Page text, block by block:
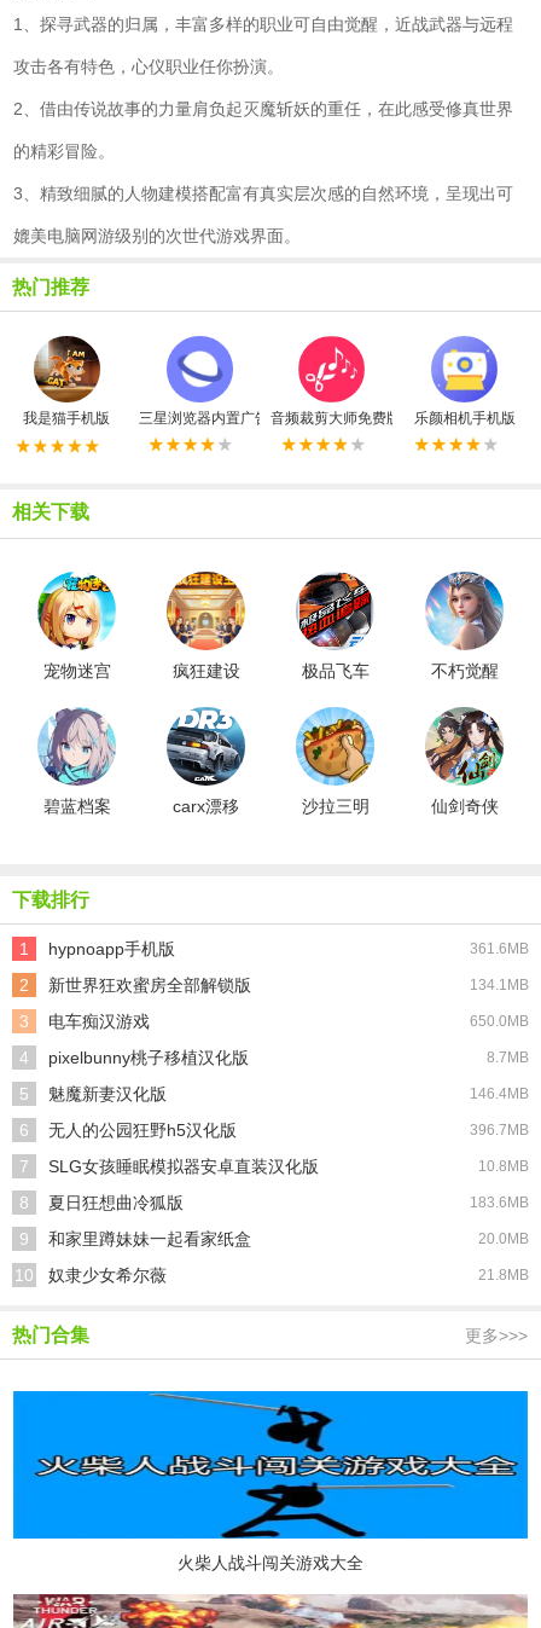
1、探寻武器的归属，丰富多样的职业可自由觉醒，近战武器与远程
攻击各有特色，心仪职业任你扮演。
2、借由传说故事的力量肩负起灭魔斩妖的重任，在此感受修真世界
的精彩冒险。
3、精致细腻的人物建模搭配富有真实层次感的自然环境，呈现出可
媲美电脑网游级别的次世代游戏界面。
热门推荐
我是猫手机版 三星浏览器内置广告拦截器最新版
音频裁剪大师免费版 乐颜相机手机版
相关下载
宠物迷宫
疯狂建设
极品飞车
汉化版
不朽觉醒
碧蓝档案
carx漂移
沙拉三明
仙剑奇侠
下载排行
1 hypnoapp手机版 361.6MB
2 新世界狂欢蜜房全部解锁版 134.1MB
3 电车痴汉游戏 650.0MB
4 pixelbunny桃子移植汉化版 8.7MB
5 魅魔新妻汉化版 146.4MB
6 无人的公园狂野h5汉化版 396.7MB
7 SLG女孩睡眠模拟器安卓直装汉化版 10.8MB
8 夏日狂想曲冷狐版 183.6MB
9 和家里蹲妹妹一起看家纸盒 20.0MB
10 奴隶少女希尔薇 21.8MB
热门合集 更多>>>
火柴人战斗闯关游戏大全